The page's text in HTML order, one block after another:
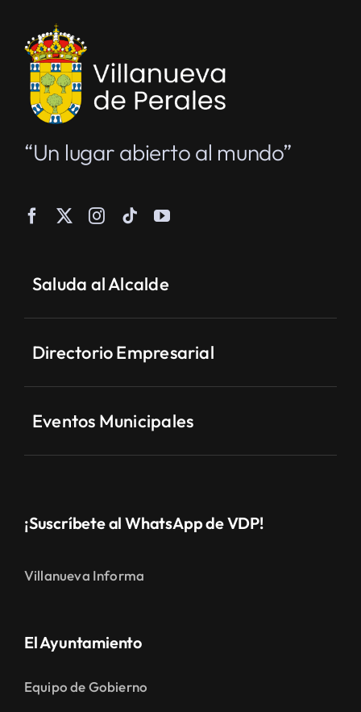
“Un lugar abierto al mundo”
Saluda al Alcalde
Directorio Empresarial
Eventos Municipales
¡Suscríbete al WhatsApp de VDP!
Villanueva Informa
El Ayuntamiento
Equipo de Gobierno